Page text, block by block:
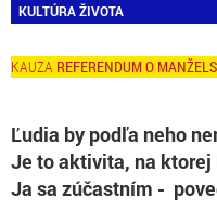
KULTÚRA ŽIVOTA
REFERENDUM O
Ľudia by podľa neho
Je to aktivita, na
Ja sa zúčastním -